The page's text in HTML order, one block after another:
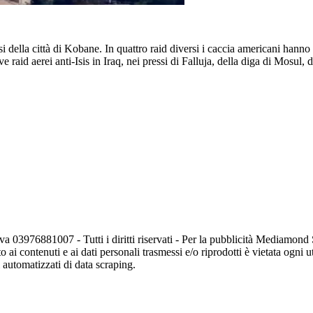
città di Kobane. In quattro raid diversi i caccia americani
raid aerei anti-Isis in Iraq, nei pressi di Falluja, della diga di Mosul,
03976881007 - Tutti i diritti riservati - Per la pubblicità
ai contenuti e ai dati personali trasmessi e/o riprodotti è vietata ogni
di data scraping.